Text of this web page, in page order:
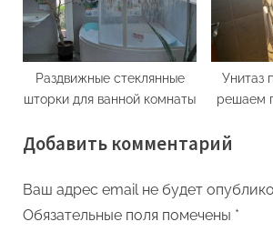
Раздвижные стеклянные
шторки для ванной комнаты
Унитаз
решаем
Добавить комментарий
Ваш адрес email не будет
Обязательные поля помечены *